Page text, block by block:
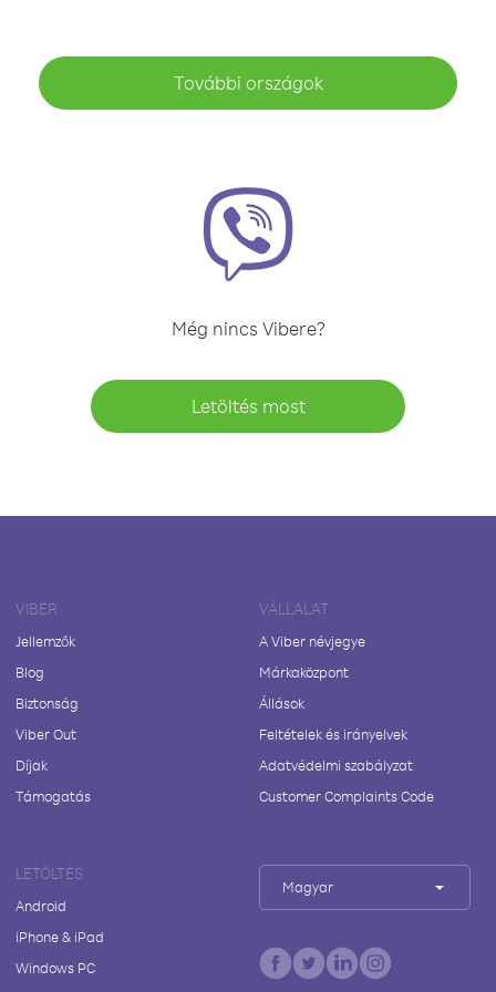
További országok
Még nincs Vibere?
Letöltés most
VIBER
Jellemzők
Blog
Biztonság
Viber Out
Díjak
Támogatás
VÁLLALAT
A Viber névjegye
Márkaközpont
Állások
Feltételek és irányelvek
Adatvédelmi szabályzat
Customer Complaints Code
LETÖLTÉS
Android
iPhone & iPad
Windows PC
Magyar